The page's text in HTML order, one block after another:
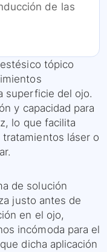
de las
tópico
superficie del ojo.
y capacidad para
lo que facilita
láser o
de solución
justo antes de
en el ojo,
incómoda para el
dicha aplicación